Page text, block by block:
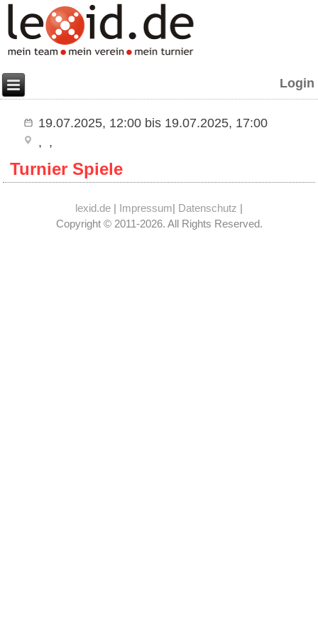
Login
19.07.2025, 12:00 bis 19.07.2025, 17:00
Turnier Spiele
lexid.de | Impressum| Datenschutz |
Copyright © 2011-2026. All Rights Reserved.